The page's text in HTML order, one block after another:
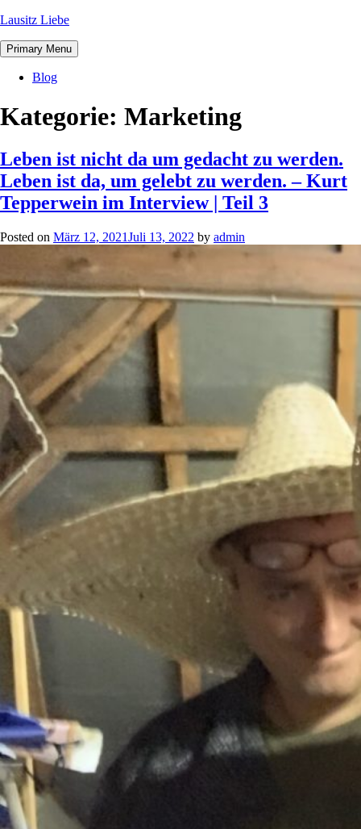
Lausitz Liebe
Primary Menu
Blog
Kategorie: Marketing
Leben ist nicht da um gedacht zu werden.
Leben ist da, um gelebt zu werden. – Kurt
Tepperwein im Interview | Teil 3
Posted on März 12, 2021Juli 13, 2022 by admin